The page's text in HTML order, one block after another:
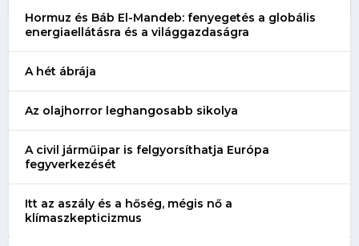
Hormuz és Báb El-Mandeb: fenyegetés a globális
energiaellátásra és a világgazdaságra
A hét ábrája
Az olajhorror leghangosabb sikolya
A civil járműipar is felgyorsíthatja Európa
fegyverkezését
Itt az aszály és a hőség, mégis nő a
klímaszkepticizmus